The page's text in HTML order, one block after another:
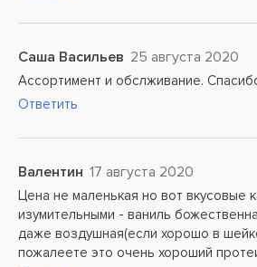
Саша Васильев 25 августа 2020
Ассортимент и обслживание.
Ответить
Валентин 17 августа 2020
Цена не маленькая но вот вкусовые
изумительными - ваниль
даже воздушная(если хорошо в
пожалеете это очень хороший